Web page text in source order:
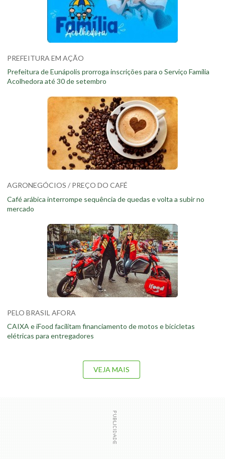
PREFEITURA EM AÇÃO
Prefeitura de Eunápolis prorroga inscrições para o Serviço Família
Acolhedora até 30 de setembro
AGRONEGÓCIOS / PREÇO DO CAFÉ
Café arábica interrompe sequência de quedas e volta a subir no
mercado
PELO BRASIL AFORA
CAIXA e iFood facilitam financiamento de motos e bicicletas
elétricas para entregadores
VEJA MAIS